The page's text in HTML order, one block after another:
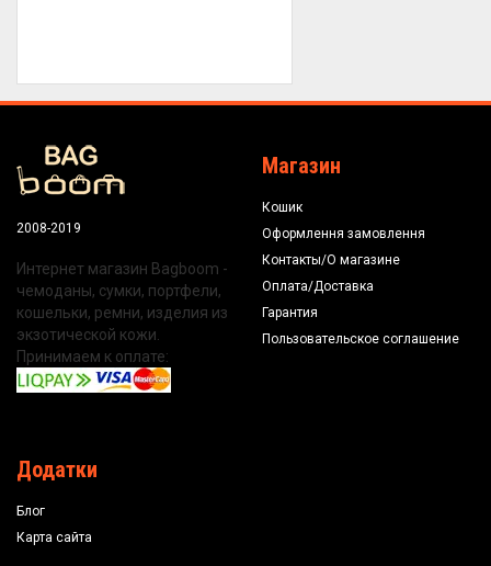
2008-2019
Интернет магазин Bagboom -
чемоданы, сумки, портфели,
кошельки, ремни, изделия из
экзотической кожи.
Принимаем к оплате:
Магазин
Кошик
Оформлення замовлення
Контакты/О магазине
Оплата/Доставка
Гарантия
Пользовательское соглашение
Додатки
Блог
Карта сайта